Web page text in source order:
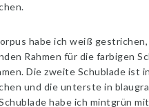
habe ich weiß gestrichen,
Rahmen für die farbigen
Die zweite Schublade ist
und die unterste in
habe ich mintgrün